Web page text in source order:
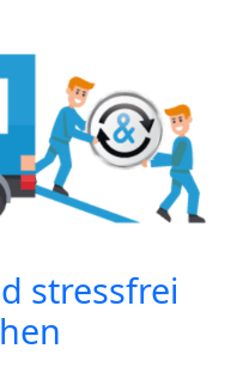
stressfrei